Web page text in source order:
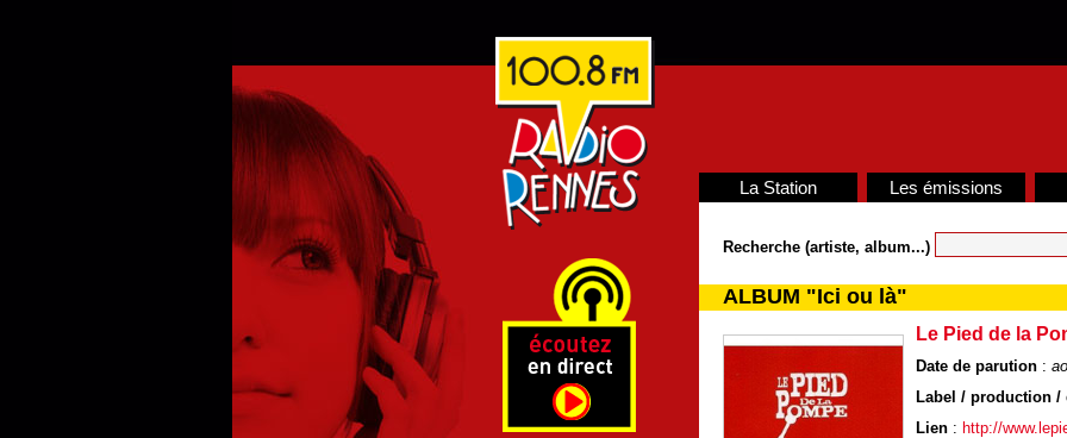
La Station Les émissions
Recherche (artiste, album...)
ALBUM "Ici ou là"
Le Pied de la
Date de parution:
Label / production
Lien: http://